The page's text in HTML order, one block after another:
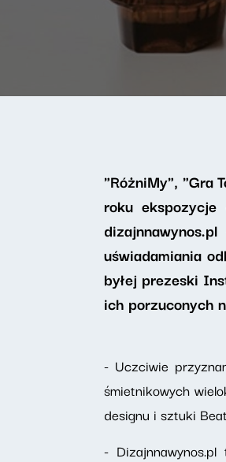
"RóżniMy", "Gra
roku
uświadamiania
byłej prezeski
ich porzuconych
- Uczciwie
śmietnikowych
designu i sztuki
-